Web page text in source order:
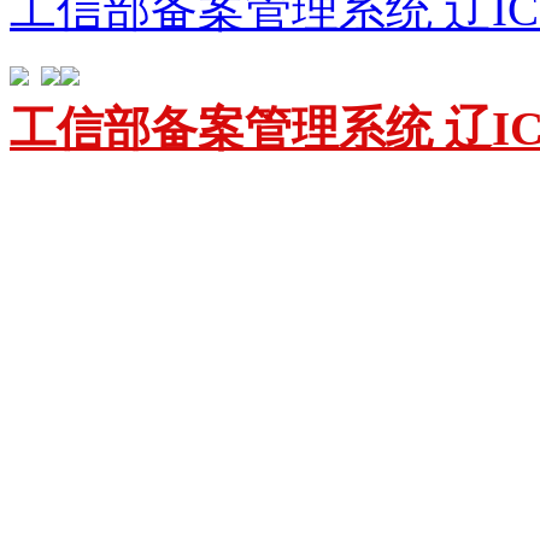
工信部备案管理系统 辽